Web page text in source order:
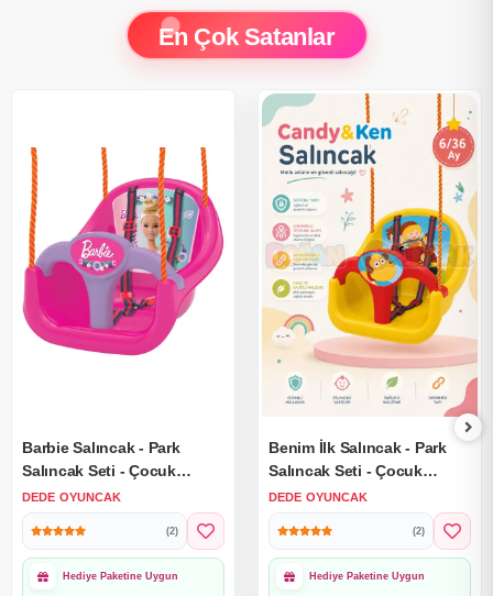
En Çok Satanlar
Barbie Salıncak - Park
Salıncak Seti - Çocuk
Salıncağı - Sallanma Seti -
Salıncak Oyuncağı
DEDE OYUNCAK
(2)
Hediye Paketine Uygun
Benim İlk Salıncak - Park
Salıncak Seti - Çocuk
Salıncağı - Sallanma Seti -
Salıncak Oyuncağı
DEDE OYUNCAK
(2)
Hediye Paketine Uygun